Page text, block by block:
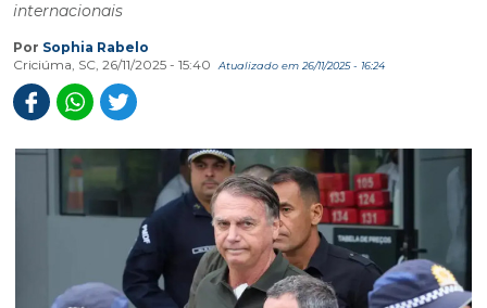
internacionais
Por Sophia Rabelo
Criciúma, SC, 26/11/2025 - 15:40
Atualizado em 26/11/2025 - 16:24